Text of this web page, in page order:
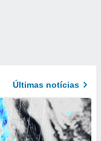
Últimas notícias